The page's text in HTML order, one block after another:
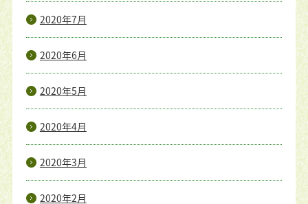
2020年7月
2020年6月
2020年5月
2020年4月
2020年3月
2020年2月